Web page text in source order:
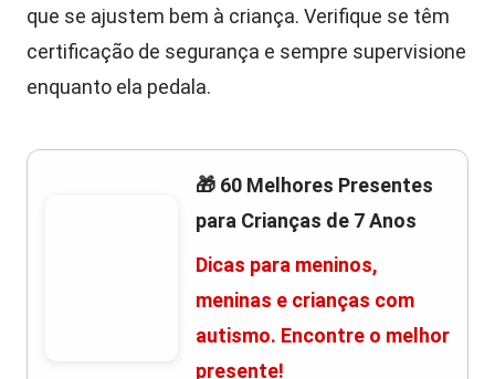
que se ajustem bem à criança. Verifique se têm
certificação de segurança e sempre supervisione
enquanto ela pedala.
🎁 60 Melhores Presentes
para Crianças de 7 Anos
Dicas para meninos,
meninas e crianças com
autismo. Encontre o melhor
presente!